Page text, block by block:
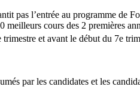
pas l’entrée au programme de
cours des 2 premières
et avant le début du 7e
par les candidates et les